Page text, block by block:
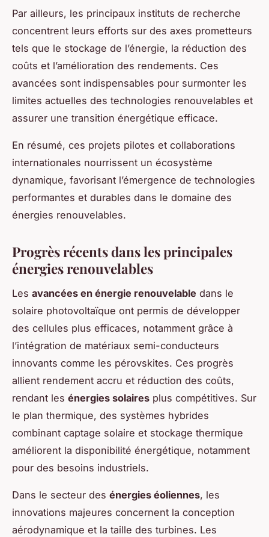
Par ailleurs, les principaux instituts de recherche
concentrent leurs efforts sur des axes prometteurs
tels que le stockage de l’énergie, la réduction des
coûts et l’amélioration des rendements. Ces
avancées sont indispensables pour surmonter les
limites actuelles des technologies renouvelables et
assurer une transition énergétique efficace.
En résumé, ces projets pilotes et collaborations
internationales nourrissent un écosystème
dynamique, favorisant l’émergence de technologies
performantes et durables dans le domaine des
énergies renouvelables.
Progrès récents dans les principales
énergies renouvelables
Les avancées en énergie renouvelable dans le
solaire photovoltaïque ont permis de développer
des cellules plus efficaces, notamment grâce à
l’intégration de matériaux semi-conducteurs
innovants comme les pérovskites. Ces progrès
allient rendement accru et réduction des coûts,
rendant les énergies solaires plus compétitives. Sur
le plan thermique, des systèmes hybrides
combinant captage solaire et stockage thermique
améliorent la disponibilité énergétique, notamment
pour des besoins industriels.
Dans le secteur des énergies éoliennes, les
innovations majeures concernent la conception
aérodynamique et la taille des turbines. Les